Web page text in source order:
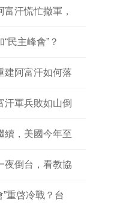
汗慌忙撤軍，
民主峰會”？
建阿富汗如何落
汗軍兵敗如山倒
續，美國今年至
夜倒台，看教協
重啓冷戰？台